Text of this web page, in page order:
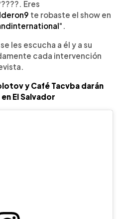
Eres
te robaste el show en
".
les escucha a él y a su
cada intervención
y Café Tacvba darán
El Salvador